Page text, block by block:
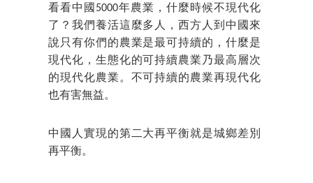
看看中國5000年農業，什麼時候不現代化
了？我們養活這麼多人，西方人到中國來
說只有你們的農業是最可持續的，什麼是
現代化，生態化的可持續農業乃最高層次
的現代化農業。不可持續的農業再現代化
也有害無益。
中國人實現的第二大再平衡就是城鄉差別
再平衡。